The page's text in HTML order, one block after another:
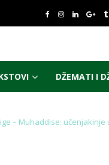
DŽEMATI I
– Muhaddise: učenjakinje